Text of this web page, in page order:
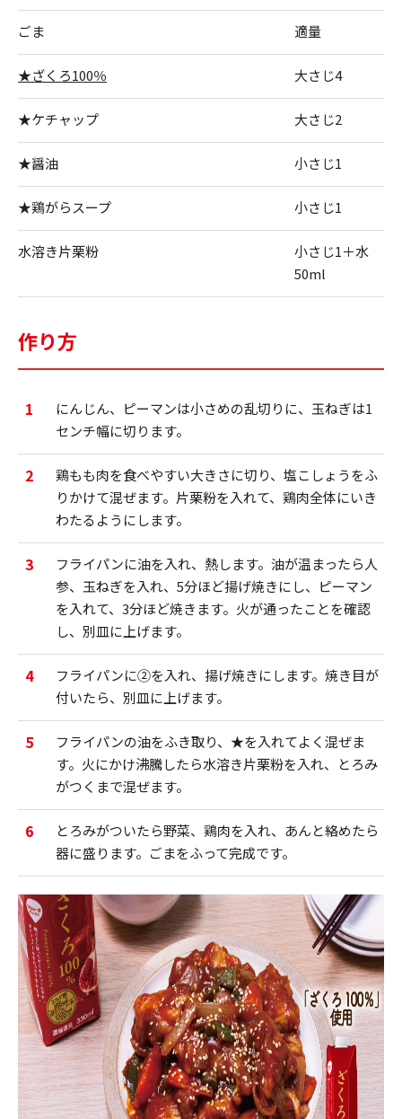
ごま 適量
★ざくろ100％ 大さじ4
★ケチャップ 大さじ2
★醤油 小さじ1
★鶏がらスープ 小さじ1
水溶き片栗粉
小さじ1＋水
50ml
作り方
1
にんじん、ピーマンは小さめの乱切りに、玉ねぎは1
センチ幅に切ります。
2
鶏もも肉を食べやすい大きさに切り、塩こしょうをふ
りかけて混ぜます。片栗粉を入れて、鶏肉全体にいき
わたるようにします。
3
フライパンに油を入れ、熱します。油が温まったら人
参、玉ねぎを入れ、5分ほど揚げ焼きにし、ピーマン
を入れて、3分ほど焼きます。火が通ったことを確認
し、別皿に上げます。
4
フライパンに②を入れ、揚げ焼きにします。焼き目が
付いたら、別皿に上げます。
5
フライパンの油をふき取り、★を入れてよく混ぜま
す。火にかけ沸騰したら水溶き片栗粉を入れ、とろみ
がつくまで混ぜます。
6
とろみがついたら野菜、鶏肉を入れ、あんと絡めたら
器に盛ります。ごまをふって完成です。